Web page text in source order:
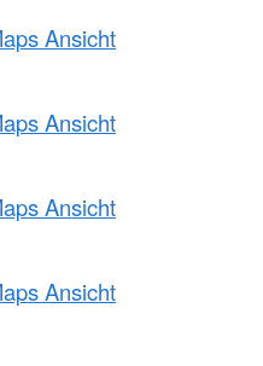
Ansicht
Ansicht
Ansicht
Ansicht